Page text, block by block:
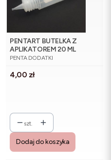
PENTART BUTELKA Z
APLIKATOREM 20 ML
PRODUCENT
PENTA DODATKI
Cena
4,00 zł
szt.
Dodaj do koszyka